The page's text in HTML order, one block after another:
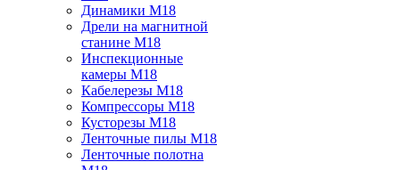
Динамики M18
Дрели на магнитной
станине M18
Инспекционные
камеры M18
Кабелерезы M18
Компрессоры M18
Кусторезы M18
Ленточные пилы M18
Ленточные полотна